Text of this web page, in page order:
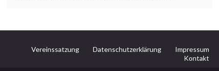
Vereinssatzung Datenschutzerklärung
Impressum
Kontakt